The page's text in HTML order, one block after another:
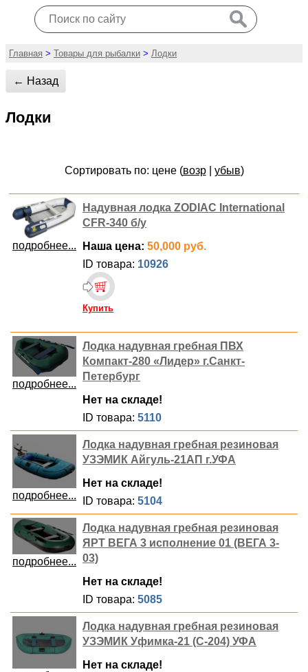
Главная > Товары для рыбалки > Лодки
← Назад
Лодки
Сортировать по: цене (возр| убыв)
подробнее...
Надувная лодка ZODIAC International
CFR-340 б/у
Наша цена: 50,000 руб.
ID товара: 10926
Купить
подробнее...
Лодка надувная гребная ПВХ
Компакт-280 «Лидер» г.Санкт-
Петербург
Нет на складе!
ID товара: 5110
подробнее...
Лодка надувная гребная резиновая
УЗЭМИК Айгуль-21АП г.УФА
Нет на складе!
ID товара: 5104
подробнее...
Лодка надувная гребная резиновая
ЯРТ ВЕГА 3 исполнение 01 (ВЕГА 3-
03)
Нет на складе!
ID товара: 5085
Лодка надувная гребная резиновая
УЗЭМИК Уфимка-21 (С-204) УФА
Нет на складе!